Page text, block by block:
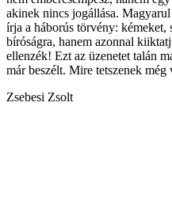
akinek nincs jogállása.
írja a háborús törvény: kémeket,
bíróságra, hanem azonnal
ellenzék! Ezt az üzenetet talán
már beszélt. Mire tetszenek
Zsebesi Zsolt